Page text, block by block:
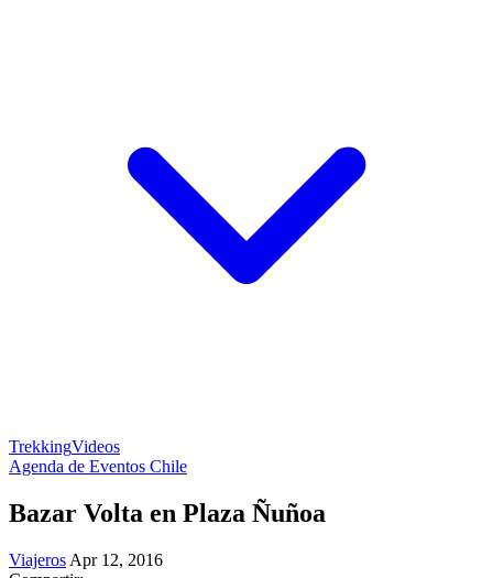
TrekkingVideos
Agenda de Eventos Chile
Bazar Volta en Plaza Ñuñoa
Viajeros Apr 12, 2016